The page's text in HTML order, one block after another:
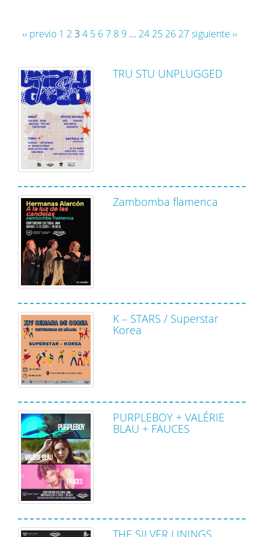
‹‹ previo 1 2 3 4 5 67 8 9 ... 24 25 26 27siguiente ››
TRU STU UNPLUGGED
Zambomba flamenca
K – STARS / Superstar
Korea
PURPLEBOY + VALÉRIE
BLAU + FAUCES
THE SILVER LININGS